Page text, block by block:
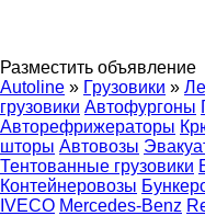
Разместить объявление
Autoline » Грузовики »
грузовики Автофургоны
Авторефрижераторы
шторы Автовозы
Тентованные грузовики
Контейнеровозы
IVECO Mercedes-Benz